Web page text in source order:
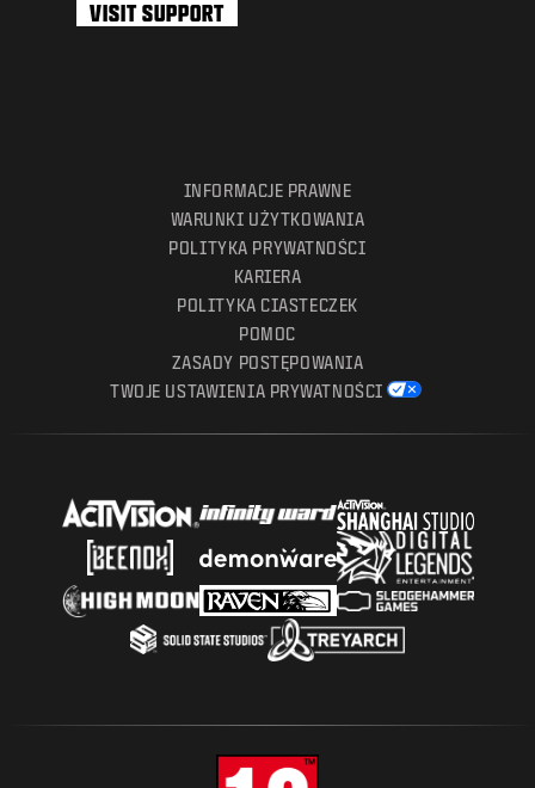
VISIT SUPPORT
INFORMACJE PRAWNE
WARUNKI UŻYTKOWANIA
POLITYKA PRYWATNOŚCI
KARIERA
POLITYKA CIASTECZEK
POMOC
ZASADY POSTĘPOWANIA
TWOJE USTAWIENIA PRYWATNOŚCI